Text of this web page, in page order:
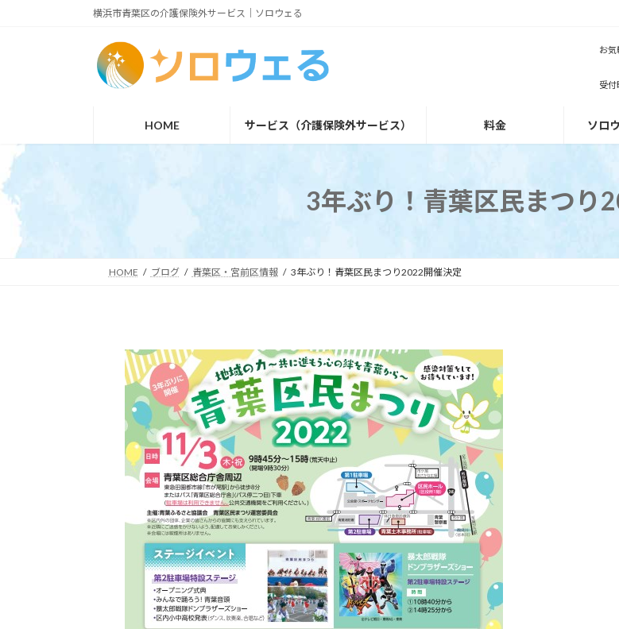
キ
ッ
に
移
横浜市青葉区の介護保険外サービス｜ソロウェる
お気
受付
HOME サービス（介護保険外サービス） 料金 ソロ
3年ぶり！青葉区民まつり
HOME ブログ 青葉区・宮前区情報 3年ぶり！青葉区民まつり2022開催決定